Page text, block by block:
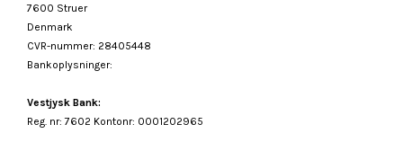
7600 Struer
Denmark
CVR-nummer: 28405448
Bankoplysninger:
Vestjysk Bank:
Reg. nr: 7602 Kontonr: 0001202965